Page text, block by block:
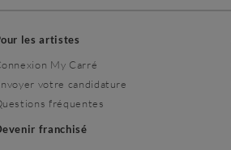
Pour les artistes
My Carré
votre candidature
fréquentes
Devenir franchisé